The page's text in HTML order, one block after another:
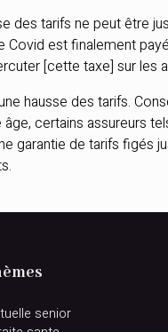
des tarifs ne peut être
Covid est finalement
[cette taxe] sur les
hausse des tarifs.
certains assureurs
garantie de tarifs figés
senior